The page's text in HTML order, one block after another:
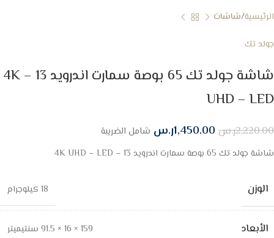
الرئيسية شاشات
جولد تك
شاشة جولد تك 65 بوصة سمارت اندرويد 13 – 4K
UHD – LED
2,220.00ر.س1,450.00ر.س شامل الضريبة
شاشة جولد تك 65 بوصة سمارت اندرويد 13 – 4K UHD – LED
الوزن 18 كيلوجرام
الأبعاد 159 × 16 × 91.5 سنتيميتر